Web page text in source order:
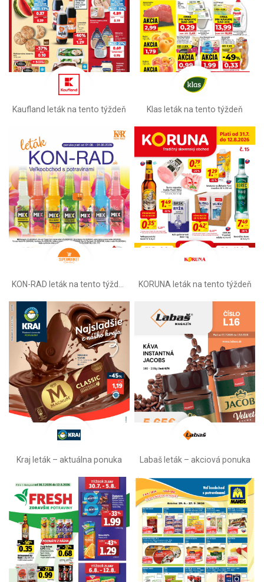
Kaufland leták na tento týždeň Klas leták na tento týždeň
KON-RAD leták na tento týždeň KORUNA leták na tento týždeň
Kraj leták – aktuálna ponuka Labaš leták – akciová ponuka